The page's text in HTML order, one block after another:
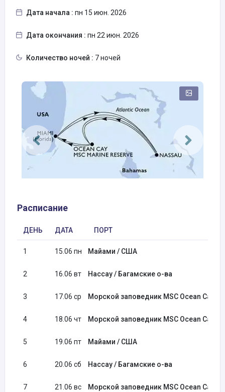
Дата начала : пн 15 июн. 2026
Дата окончания : пн 22 июн. 2026
Количество ночей : 7 ночей
Расписание
ДЕНЬ ДАТА ПОРТ
1 15.06 пн Майами / США
2 16.06 вт Нассау / Багамские о-ва
3 17.06 ср Морской заповедник MSC Ocean Cay /
4 18.06 чт Морской заповедник MSC Ocean Cay /
5 19.06 пт Майами / США
6 20.06 сб Нассау / Багамские о-ва
7 21.06 вс Морской заповедник MSC Ocean Cay /